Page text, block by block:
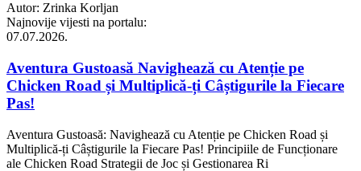
Autor: Zrinka Korljan
Najnovije vijesti na portalu:
07.07.2026.
Aventura Gustoasă Navighează cu Atenție pe
Chicken Road și Multiplică-ți Câștigurile la Fiecare
Pas!
Aventura Gustoasă: Navighează cu Atenție pe Chicken Road și
Multiplică-ți Câștigurile la Fiecare Pas! Principiile de Funcționare
ale Chicken Road Strategii de Joc și Gestionarea Ri